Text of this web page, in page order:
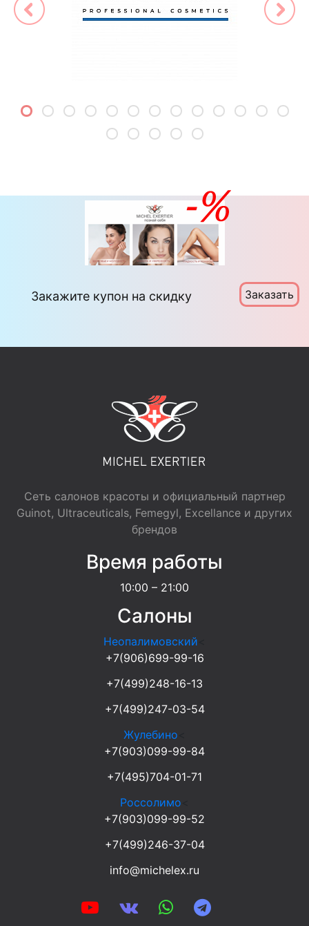
Закажите купон на скидку Заказать
Сеть салонов красоты и официальный партнер
Guinot, Ultraceuticals, Femegyl, Excellance и других
брендов
Время работы
10:00 – 21:00
Салоны
Неопалимовский
+7(906)699-99-16
+7(499)248-16-13
+7(499)247-03-54
Жулебино
+7(903)099-99-84
+7(495)704-01-71
Россолимо
+7(903)099-99-52
+7(499)246-37-04
info@michelex.ru